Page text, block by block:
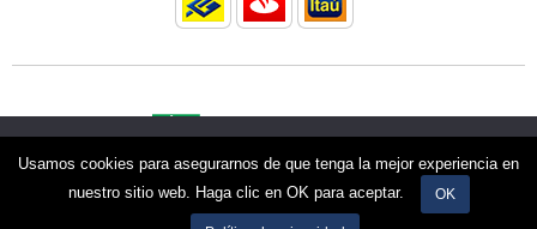
Usamos cookies para asegurarnos de que tenga la mejor experiencia en
nuestro sitio web. Haga clic en OK para aceptar.
OK
El Incofios está acreditado por el BNDES
experiência em nosso site. Se você continua a usar este site,
assumimos que você está satisfeito.